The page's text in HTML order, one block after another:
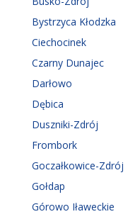
Bystrzyca Kłodzka
Ciechocinek
Czarny Dunajec
Darłowo
Dębica
Duszniki-Zdrój
Frombork
Goczałkowice-Zdrój
Gołdap
Górowo Iławeckie